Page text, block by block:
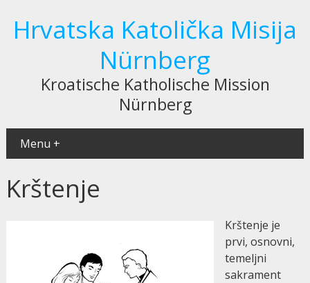
Hrvatska Katolička Misija
Nürnberg
Kroatische Katholische Mission
Nürnberg
Menu +
Krštenje
Krštenje je
prvi, osnovni,
temeljni
sakrament